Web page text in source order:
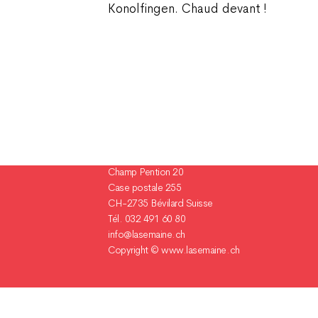
Konolfingen. Chaud devant !
Champ Pention 20
Case postale 255
CH-2735 Bévilard Suisse
Tél. 032 491 60 80
info@lasemaine.ch
Copyright ©www.lasemaine.ch